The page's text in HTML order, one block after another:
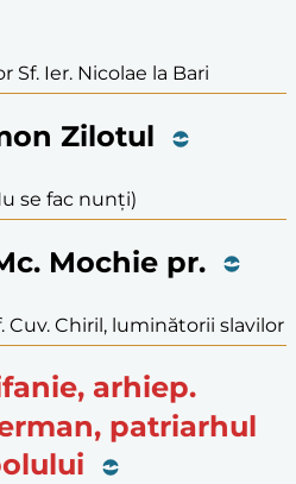
Sf. Ier. Nicolae la Bari
Zilotul
se fac nunți)
Mochie pr.
Cuv. Chiril, luminătorii slavilor
arhiep.
patriarhul